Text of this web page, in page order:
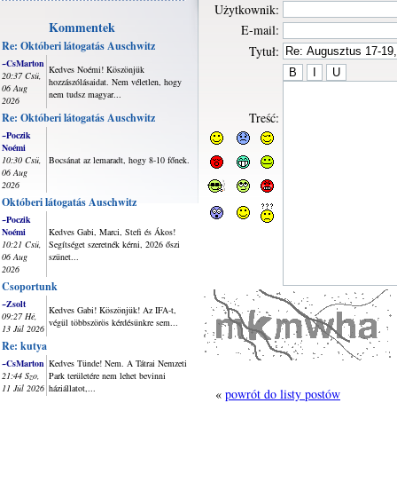
Kommentek
Re: Októberi látogatás Auschwitz
~CsMarton
20:37 Csü,
06 Aug
2026
Kedves Noémi! Köszönjük
hozzászólásaidat. Nem véletlen, hogy
nem tudsz magyar...
Re: Októberi látogatás Auschwitz
~Poczik
Noémi
10:30 Csü,
06 Aug
2026
Bocsánat az lemaradt, hogy 8-10 főnek.
Októberi látogatás Auschwitz
~Poczik
Noémi
10:21 Csü,
06 Aug
2026
Kedves Gabi, Marci, Stefi és Ákos!
Segítséget szeretnék kérni, 2026 őszi
szünet...
Csoportunk
~Zsolt
09:27 Hé,
13 Júl 2026
Kedves Gabi! Köszönjük! Az IFA-t,
végül többszörös kérdésünkre sem...
Re: kutya
~CsMarton
21:44 Szo,
11 Júl 2026
Kedves Tünde! Nem. A Tátrai Nemzeti
Park területére nem lehet bevinni
háziállatot,...
Użytkownik:
E-mail:
Tytuł:
Treść:
« powrót do listy postów